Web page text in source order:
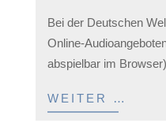
04-
05
Bei der Deutschen
Online-
abspielbar im
WEITER …